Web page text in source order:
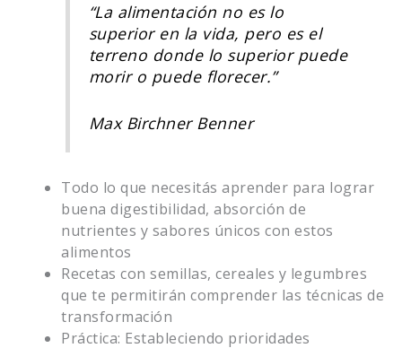
“La alimentación no es lo
superior en la vida, pero es el
terreno donde lo superior puede
morir o puede florecer.”
Max Birchner Benner
Todo lo que necesitás aprender para lograr
buena digestibilidad, absorción de
nutrientes y sabores únicos con estos
alimentos
Recetas con semillas, cereales y legumbres
que te permitirán comprender las técnicas de
transformación
Práctica: Estableciendo prioridades